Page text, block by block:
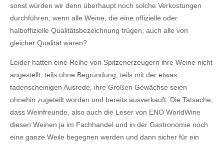
sonst würden wir denn überhaupt noch solche Verkostungen
durchführen, wenn alle Weine, die eine offizielle oder
halboffizielle Qualitätsbezeichnung trügen, auch alle von
gleicher Qualität wären?
Leider hatten eine Reihe von Spitzenerzeugern ihre Weine nicht
angestellt, teils ohne Begründung, teils mit der etwas
fadenscheinigen Ausrede, ihre Großen Gewächse seien
ohnehin zugeteilt worden und bereits ausverkauft. Die Tatsache,
dass Weinfreunde, also auch die Leser von ENO WorldWine
diesen Weinen ja im Fachhandel und in der Gastronomie noch
eine ganze Weile begegnen werden und dann sicher für ein